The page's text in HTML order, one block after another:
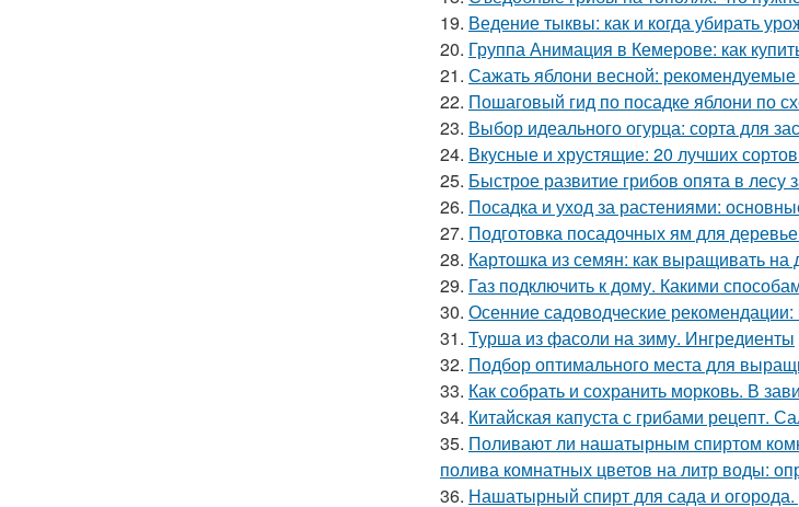
19. Ведение тыквы: как и когда убирать
20. Группа Анимация в Кемерове: как
21. Сажать яблони весной: рекомендуемые
22. Пошаговый гид по посадке яблони по
23. Выбор идеального огурца: сорта для
24. Вкусные и хрустящие: 20 лучших
25. Быстрое развитие грибов опята в лесу
26. Посадка и уход за растениями:
27. Подготовка посадочных ям для
28. Картошка из семян: как выращивать на
29. Газ подключить к дому. Какими
30. Осенние садоводческие
31. Турша из фасоли на зиму. Ингредиенты
32. Подбор оптимального места для
33. Как собрать и сохранить морковь. В
34. Китайская капуста с грибами рецепт.
35. Поливают ли нашатырным спиртом
полива комнатных цветов на литр воды:
36. Нашатырный спирт для сада и